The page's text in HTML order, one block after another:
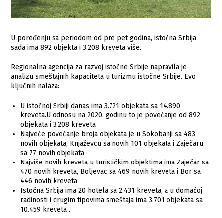
U poređenju sa periodom od pre pet godina, istočna Srbija
sada ima 892 objekta i 3.208 kreveta više.
Regionalna agencija za razvoj istočne Srbije napravila je
analizu smeštajnih kapaciteta u turizmu istočne Srbije. Evo
ključnih nalaza:
U istočnoj Srbiji danas ima 3.721 objekata sa 14.890
kreveta.U odnosu na 2020. godinu to je povećanje od 892
objekata i 3.208 kreveta
Najveće povećanje broja objekata je u Sokobanji sa 483
novih objekata, Knjaževcu sa novih 101 objekata i Zaječaru
sa 77 novih objekata
Najviše novih kreveta u turističkim objektima ima Zaječar sa
470 novih kreveta, Boljevac sa 469 novih kreveta i Bor sa
446 novih kreveta
Istočna Srbija ima 20 hotela sa 2.431 kreveta, a u domaćoj
radinosti i drugim tipovima smeštaja ima 3.701 objekata sa
10.459 kreveta .